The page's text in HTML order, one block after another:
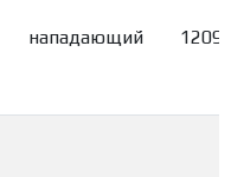
нападающий 1209